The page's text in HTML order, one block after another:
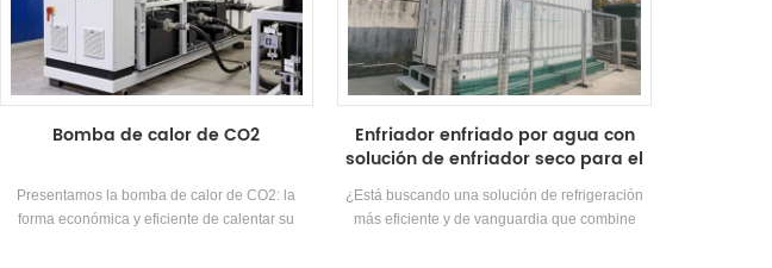
configurar en función de las necesidades del
cliente, lo que es adecuado para productos
farmacéuticos, químicos, electrónicos,
procesamiento de alimentos, etc.
inversor.
Bomba de calor de CO2
Presentamos la bomba de calor de CO2: la
forma económica y eficiente de calentar su
Enfriador enfriado por agua con
solución de enfriador seco para el
área norte Área de baja
temperatura ambiente
¿Está buscando una solución de refrigeración
más eficiente y de vanguardia que combine